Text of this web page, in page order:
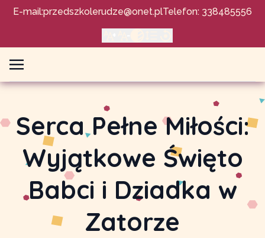
E-mail:przedszkolerudze@onet.plTelefon: 338485556
Serca Pełne Miłości:
Wyjątkowe Święto
Babci i Dziadka w
Zatorze